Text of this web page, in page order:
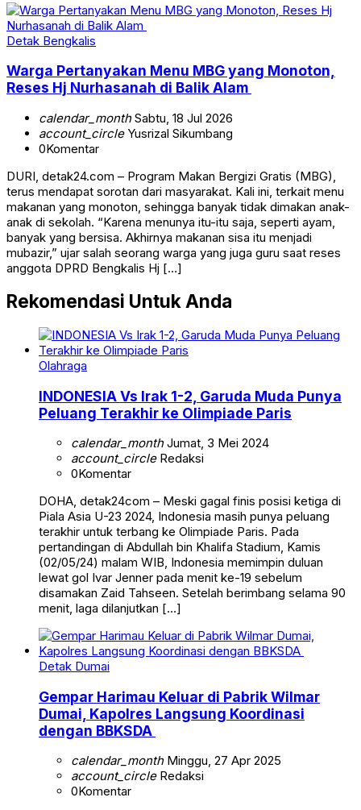
Detak Bengkalis
Warga Pertanyakan Menu MBG yang Monoton,
Reses Hj Nurhasanah di Balik Alam
calendar_monthSabtu, 18 Jul 2026
account_circleYusrizal Sikumbang
0Komentar
DURI, detak24.com – Program Makan Bergizi Gratis (MBG),
terus mendapat sorotan dari masyarakat. Kali ini, terkait menu
makanan yang monoton, sehingga banyak tidak dimakan anak-
anak di sekolah. “Karena menunya itu-itu saja, seperti ayam,
banyak yang bersisa. Akhirnya makanan sisa itu menjadi
mubazir,” ujar salah seorang warga yang juga guru saat reses
anggota DPRD Bengkalis Hj […]
Rekomendasi Untuk Anda
Olahraga
INDONESIA Vs Irak 1-2, Garuda Muda Punya
Peluang Terakhir ke Olimpiade Paris
calendar_monthJumat, 3 Mei 2024
account_circleRedaksi
0Komentar
DOHA, detak24com – Meski gagal finis posisi ketiga di
Piala Asia U-23 2024, Indonesia masih punya peluang
terakhir untuk terbang ke Olimpiade Paris. Pada
pertandingan di Abdullah bin Khalifa Stadium, Kamis
(02/05/24) malam WIB, Indonesia memimpin duluan
lewat gol Ivar Jenner pada menit ke-19 sebelum
disamakan Zaid Tahseen. Setelah berimbang selama 90
menit, laga dilanjutkan […]
Detak Dumai
Gempar Harimau Keluar di Pabrik Wilmar
Dumai, Kapolres Langsung Koordinasi
dengan BBKSDA
calendar_monthMinggu, 27 Apr 2025
account_circleRedaksi
0Komentar